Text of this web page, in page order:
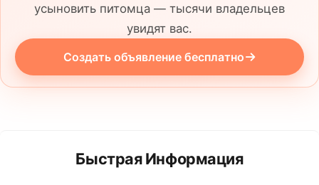
усыновить питомца — тысячи владельцев
увидят вас.
Создать объявление бесплатно
Быстрая Информация